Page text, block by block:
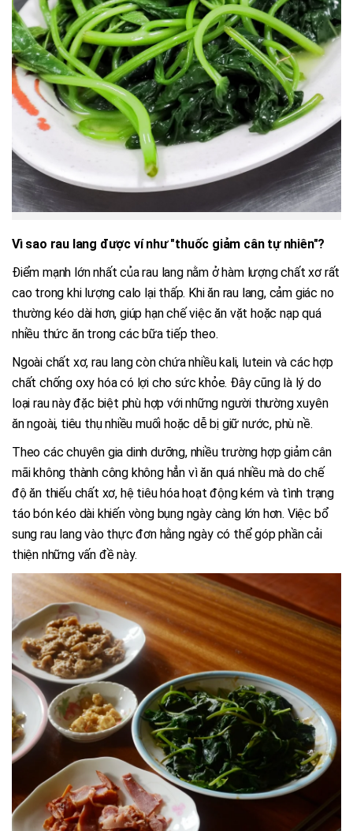
Vì sao rau lang được ví như "thuốc giảm cân tự nhiên"?
Điểm mạnh lớn nhất của rau lang nằm ở hàm lượng chất xơ rất
cao trong khi lượng calo lại thấp. Khi ăn rau lang, cảm giác no
thường kéo dài hơn, giúp hạn chế việc ăn vặt hoặc nạp quá
nhiều thức ăn trong các bữa tiếp theo.
Ngoài chất xơ, rau lang còn chứa nhiều kali, lutein và các hợp
chất chống oxy hóa có lợi cho sức khỏe. Đây cũng là lý do
loại rau này đặc biệt phù hợp với những người thường xuyên
ăn ngoài, tiêu thụ nhiều muối hoặc dễ bị giữ nước, phù nề.
Theo các chuyên gia dinh dưỡng, nhiều trường hợp giảm cân
mãi không thành công không hẳn vì ăn quá nhiều mà do chế
độ ăn thiếu chất xơ, hệ tiêu hóa hoạt động kém và tình trạng
táo bón kéo dài khiến vòng bụng ngày càng lớn hơn. Việc bổ
sung rau lang vào thực đơn hằng ngày có thể góp phần cải
thiện những vấn đề này.